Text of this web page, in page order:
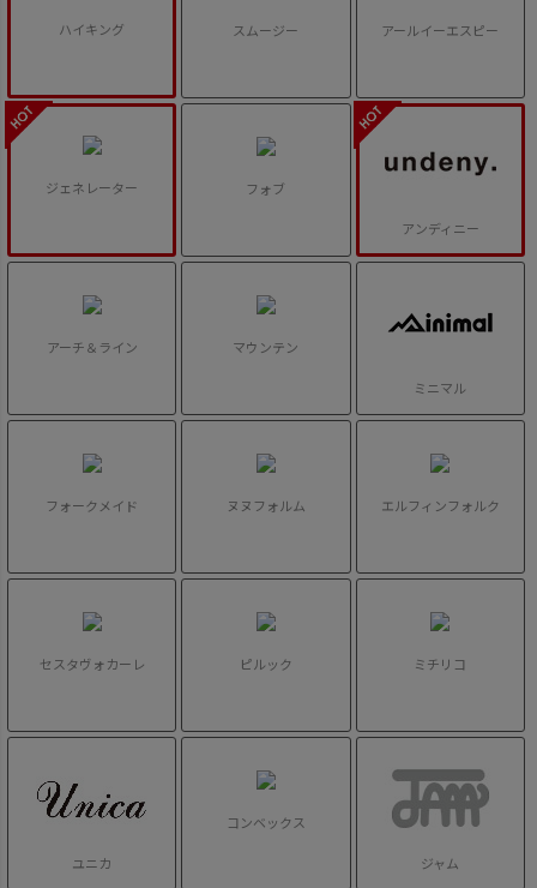
ハイキング スムージー アールイーエスピー
ジェネレーター フォブ
アンディニー
アーチ＆ライン マウンテン
ミニマル
フォークメイド ヌヌフォルム エルフィンフォルク
セスタヴォカーレ ピルック ミチリコ
ユニカ
コンベックス
ジャム